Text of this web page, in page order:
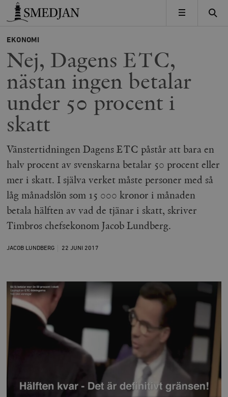
Timbro
MENY
EKONOMI
Nej, Dagens ETC,
nästan ingen betalar
under 50 procent i
skatt
Vänstertidningen Dagens ETC påstår att bara en
halv procent av svenskarna betalar 50 procent eller
mer i skatt. I själva verket måste personer med så
låg månadslön som 15 000 kronor i månaden
betala hälften av vad de tjänar i skatt, skriver
Timbros chefsekonom Jacob Lundberg.
JACOB LUNDBERG 22 JUNI 2017